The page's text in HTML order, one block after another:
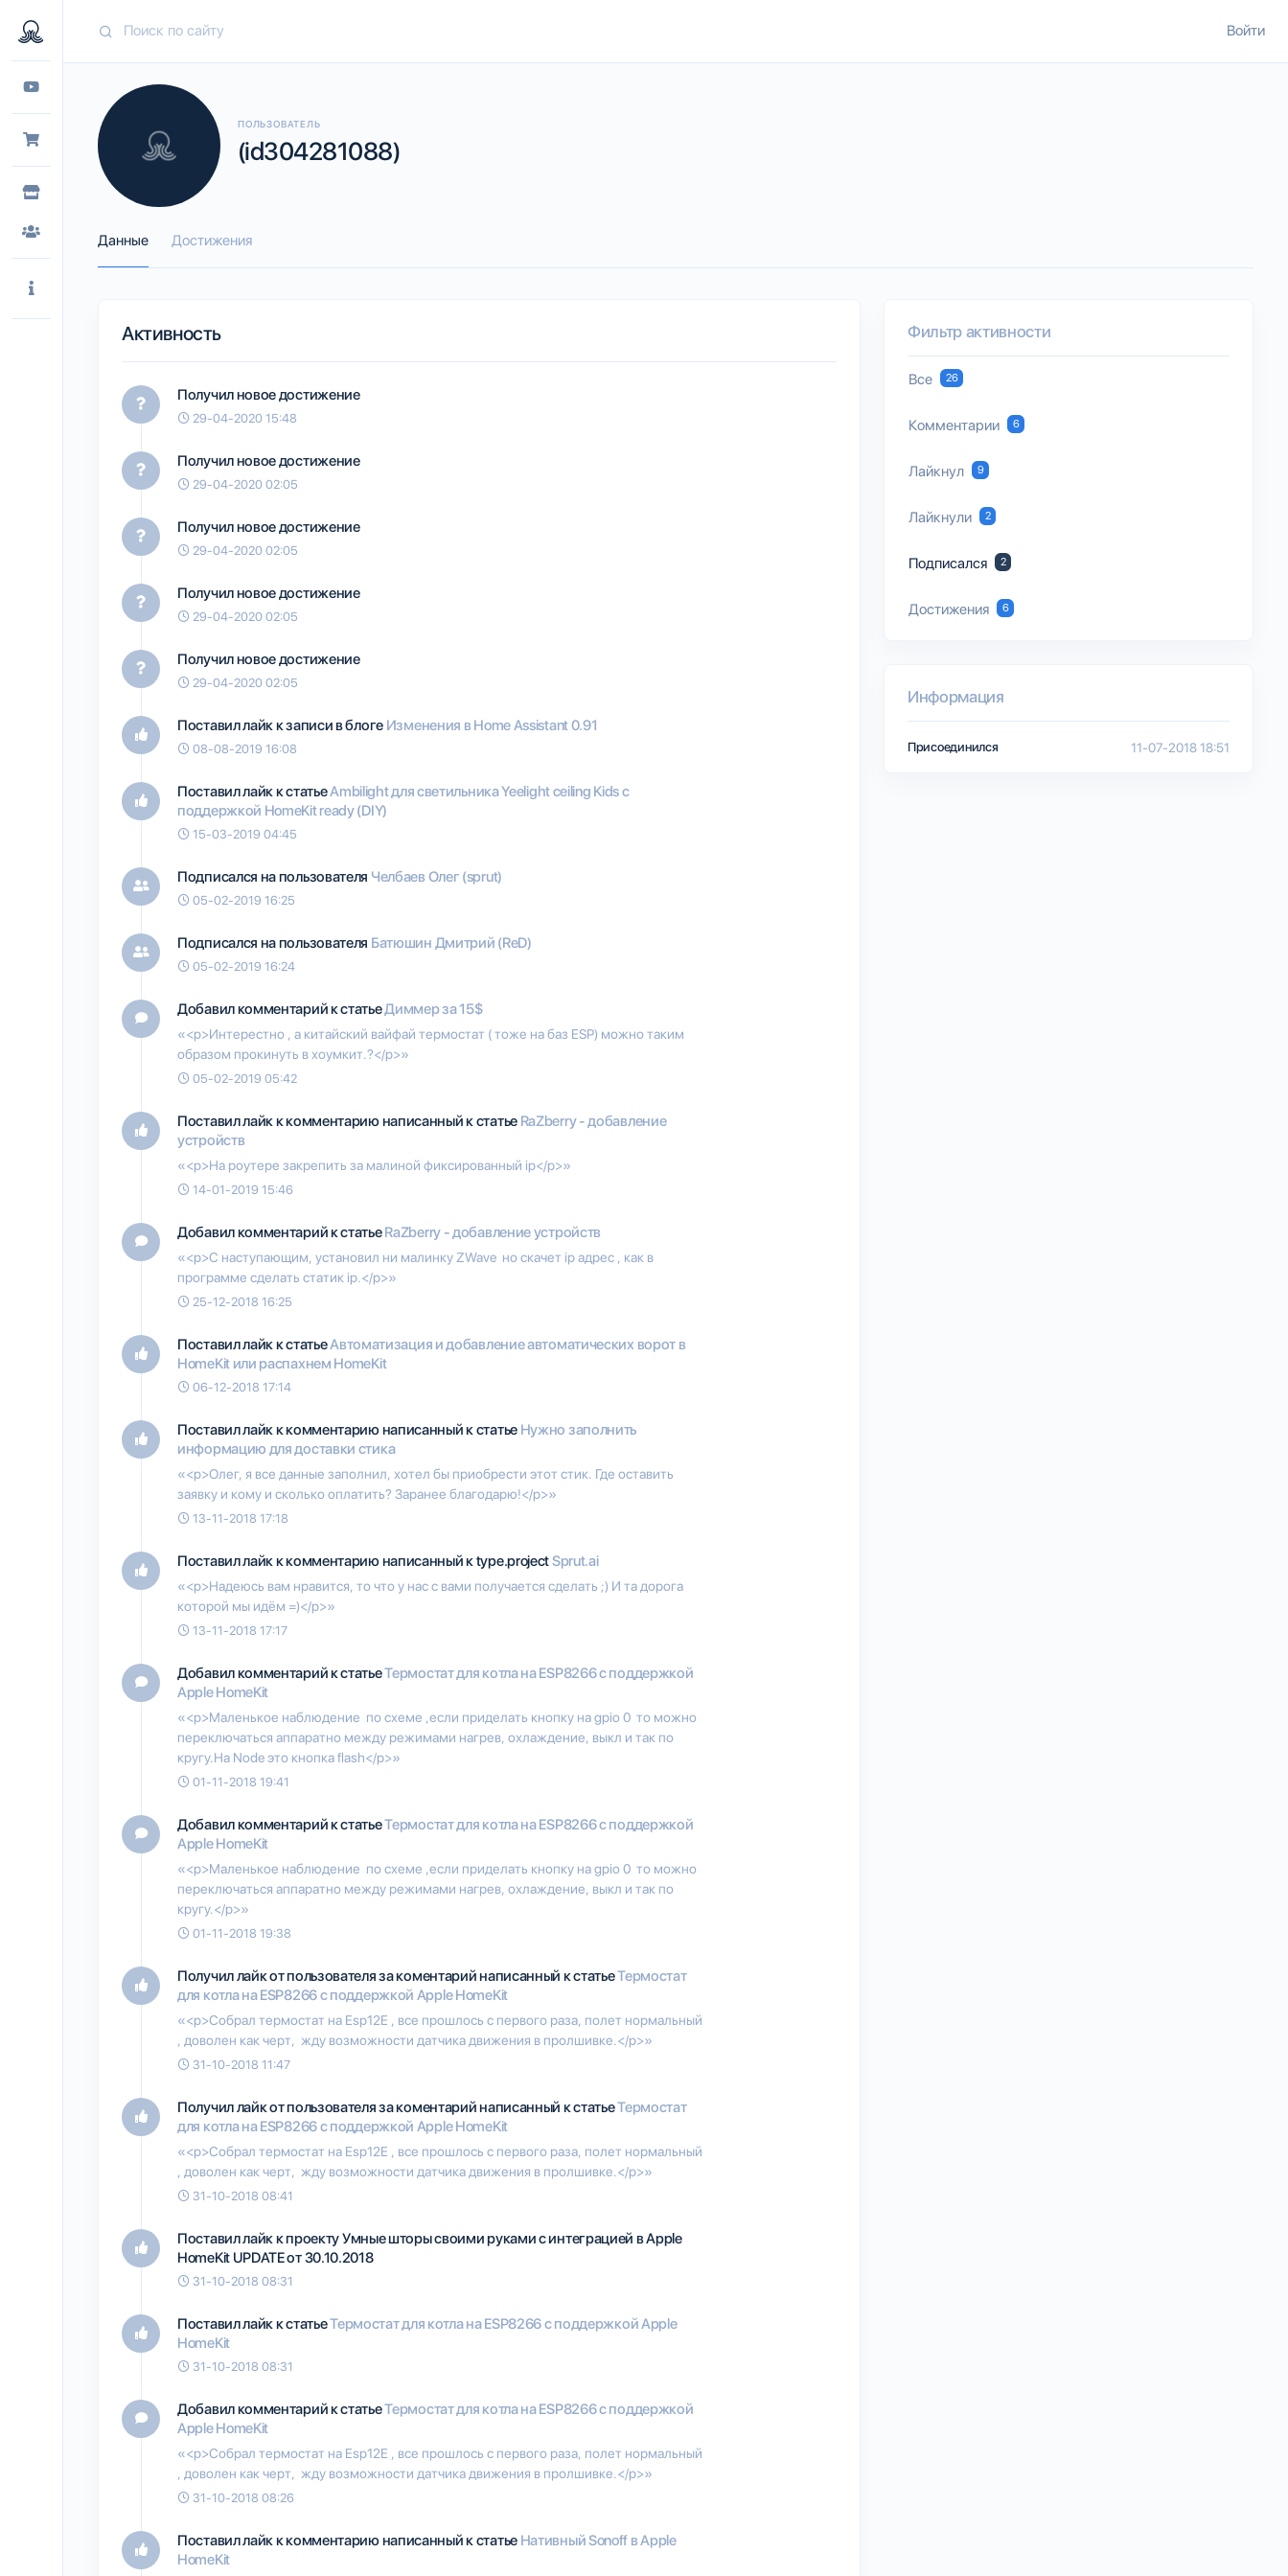
Войти
ПОЛЬЗОВАТЕЛЬ
(id304281088)
Данные Достижения
Активность
Получил новое достижение
29-04-2020 15:48
Получил новое достижение
29-04-2020 02:05
Получил новое достижение
29-04-2020 02:05
Получил новое достижение
29-04-2020 02:05
Получил новое достижение
29-04-2020 02:05
Поставил лайк к записи в блоге Изменения в Home Assistant 0.91
08-08-2019 16:08
Поставил лайк к статьеAmbilight для светильника Yeelight ceiling Kids с
поддержкой HomeKit ready (DIY)
15-03-2019 04:45
Подписался на пользователя Челбаев Олег (sprut)
05-02-2019 16:25
Подписался на пользователя Батюшин Дмитрий (ReD)
05-02-2019 16:24
Добавил комментарий к статьеДиммер за 15$
«<p>Интерестно , а китайский вайфай термостат ( тоже на баз ESP) можно таким
образом прокинуть в хоумкит.?</p>»
05-02-2019 05:42
Поставил лайк к комментарию написанный к статье RaZberry - добавление
устройств
«<p>На роутере закрепить за малиной фиксированный ip</p>»
14-01-2019 15:46
Добавил комментарий к статьеRaZberry - добавление устройств
«<p>С наступающим, установил ни малинку ZWave но скачет ip адрес , как в
программе сделать статик ip.</p>»
25-12-2018 16:25
Поставил лайк к статьеАвтоматизация и добавление автоматических ворот в
HomeKit или распахнем HomeKit
06-12-2018 17:14
Поставил лайк к комментарию написанный к статье Нужно заполнить
информацию для доставки стика
«<p>Олег, я все данные заполнил, хотел бы приобрести этот стик. Где оставить
заявку и кому и сколько оплатить? Заранее благодарю!</p>»
13-11-2018 17:18
Поставил лайк к комментарию написанный к type.projectSprut.ai
«<p>Надеюсь вам нравится, то что у нас с вами получается сделать ;) И та дорога
которой мы идём =)</p>»
13-11-2018 17:17
Добавил комментарий к статьеТермостат для котла на ESP8266 с поддержкой
Apple HomeKit
«<p>Маленькое наблюдение по схеме ,если приделать кнопку на gpio 0 то можно
переключаться аппаратно между режимами нагрев, охлаждение, выкл и так по
кругу.На Node это кнопка flash</p>»
01-11-2018 19:41
Добавил комментарий к статьеТермостат для котла на ESP8266 с поддержкой
Apple HomeKit
«<p>Маленькое наблюдение по схеме ,если приделать кнопку на gpio 0 то можно
переключаться аппаратно между режимами нагрев, охлаждение, выкл и так по
кругу.</p>»
01-11-2018 19:38
Получил лайк от пользователяза коментарий написанный к статьеТермостат
для котла на ESP8266 с поддержкой Apple HomeKit
«<p>Собрал термостат на Esp12E , все прошлось с первого раза, полет нормальный
, доволен как черт, жду возможности датчика движения в пролшивке.</p>»
31-10-2018 11:47
Получил лайк от пользователяза коментарий написанный к статьеТермостат
для котла на ESP8266 с поддержкой Apple HomeKit
«<p>Собрал термостат на Esp12E , все прошлось с первого раза, полет нормальный
, доволен как черт, жду возможности датчика движения в пролшивке.</p>»
31-10-2018 08:41
Поставил лайк к проектуУмные шторы своими руками с интеграцией в Apple
HomeKit UPDATE от 30.10.2018
31-10-2018 08:31
Поставил лайк к статьеТермостат для котла на ESP8266 с поддержкой Apple
HomeKit
31-10-2018 08:31
Добавил комментарий к статьеТермостат для котла на ESP8266 с поддержкой
Apple HomeKit
«<p>Собрал термостат на Esp12E , все прошлось с первого раза, полет нормальный
, доволен как черт, жду возможности датчика движения в пролшивке.</p>»
31-10-2018 08:26
Поставил лайк к комментарию написанный к статье Нативный Sonoff в Apple
HomeKit
Фильтр активности
Все 26
Комментарии 6
Лайкнул 9
Лайкнули 2
Подписался 2
Достижения 6
Информация
Присоединился 11-07-2018 18:51